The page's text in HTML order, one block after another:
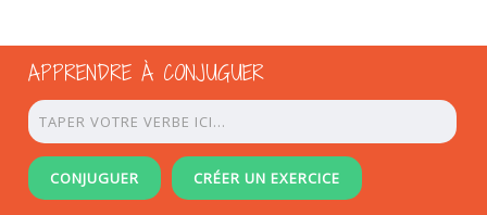
APPRENDRE À CONJUGUER
CONJUGUER CRÉER UN EXERCICE